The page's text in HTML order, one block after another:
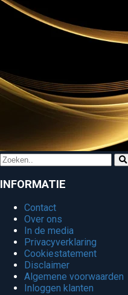
INFORMATIE
Contact
Over ons
In de media
Privacyverklaring
Cookiestatement
Disclaimer
Algemene voorwaarden
Inloggen klanten